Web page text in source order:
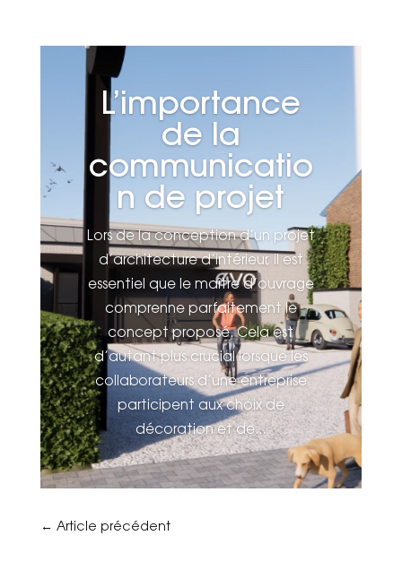
L’importance
de la
communicatio
n de projet
Lors de la conception d’un projet
d’architecture d’intérieur, il est
essentiel que le maître d’ouvrage
comprenne parfaitement le
concept proposé. Cela est
d’autant plus crucial lorsque les
collaborateurs d’une entreprise
participent aux choix de
décoration et de...
← Article précédent